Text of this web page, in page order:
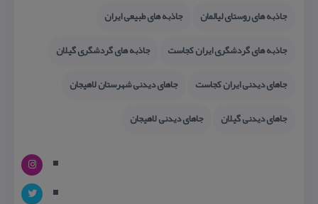
جاذبه های روستای لیالمان
جاذبه های طبیعی ایران
جاذبه های گردشگری ایران كجاست
جاذبه های گردشگری گیلان
جاهای دیدنی ایران كجاست
جاهای دیدنی شهرستان لاهیجان
جاهای دیدنی گیلان
جاهای دیدنی لاهیجان